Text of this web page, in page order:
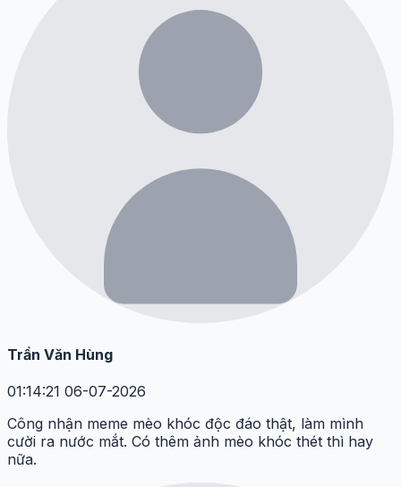
Trần Văn Hùng
01:14:21 06-07-2026
Công nhận meme mèo khóc độc đáo thật, làm mình
cười ra nước mắt. Có thêm ảnh mèo khóc thét thì hay
nữa.